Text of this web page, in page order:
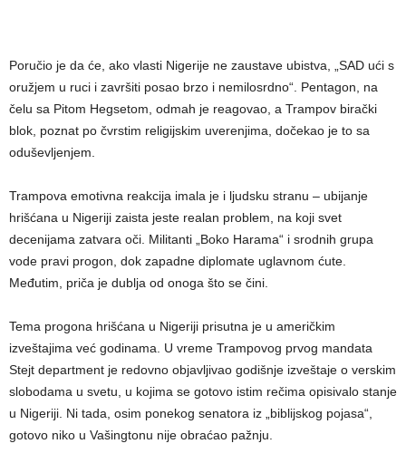
Poručio je da će, ako vlasti Nigerije ne zaustave ubistva, „SAD ući s
oružjem u ruci i završiti posao brzo i nemilosrdno“. Pentagon, na
čelu sa Pitom Hegsetom, odmah je reagovao, a Trampov birački
blok, poznat po čvrstim religijskim uverenjima, dočekao je to sa
oduševljenjem.
Trampova emotivna reakcija imala je i ljudsku stranu – ubijanje
hrišćana u Nigeriji zaista jeste realan problem, na koji svet
decenijama zatvara oči. Militanti „Boko Harama“ i srodnih grupa
vode pravi progon, dok zapadne diplomate uglavnom ćute.
Međutim, priča je dublja od onoga što se čini.
Tema progona hrišćana u Nigeriji prisutna je u američkim
izveštajima već godinama. U vreme Trampovog prvog mandata
Stejt department je redovno objavljivao godišnje izveštaje o verskim
slobodama u svetu, u kojima se gotovo istim rečima opisivalo stanje
u Nigeriji. Ni tada, osim ponekog senatora iz „biblijskog pojasa“,
gotovo niko u Vašingtonu nije obraćao pažnju.